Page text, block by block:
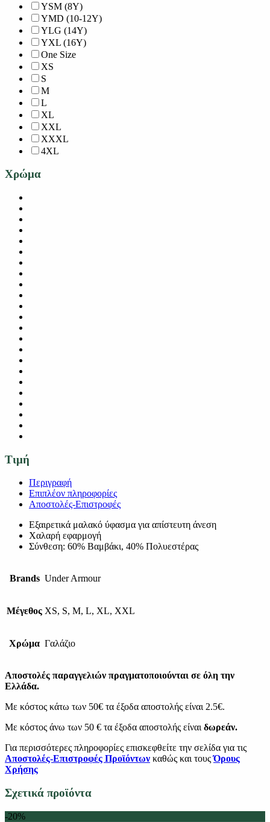
YSM (8Y)
YMD (10-12Y)
YLG (14Y)
YXL (16Y)
One Size
XS
S
M
L
XL
XXL
XXXL
4XL
Χρώμα
Τιμή
Περιγραφή
Επιπλέον πληροφορίες
Αποστολές-Επιστροφές
Εξαιρετικά μαλακό ύφασμα για απίστευτη άνεση
Χαλαρή εφαρμογή
Σύνθεση: 60% Βαμβάκι, 40% Πολυεστέρας
Brands Under Armour
Μέγεθος XS, S, M, L, XL, XXL
Χρώμα Γαλάζιο
Αποστολές παραγγελιών πραγματοποιούνται σε όλη την
Ελλάδα.
Με κόστος κάτω των 50€ τα έξοδα αποστολής είναι 2.5€.
Με κόστος άνω των 50 € τα έξοδα αποστολής είναιδωρεάν.
Για περισσότερες πληροφορίες επισκεφθείτε την σελίδα για τις
Αποστολές-Επιστροφές Προϊόντων καθώς και τουςΌρους
Χρήσης
Σχετικά προϊόντα
-20%